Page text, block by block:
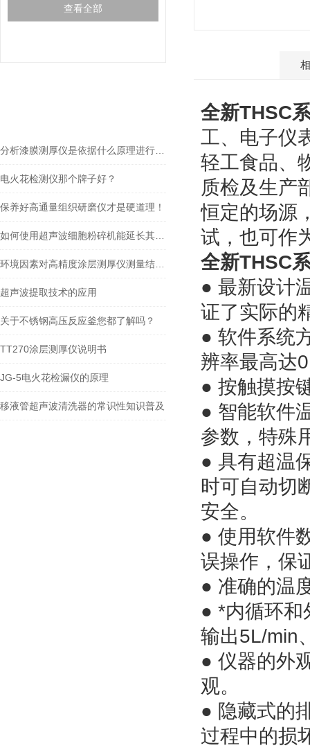
查看全部
电火花检测仪那个牌子好？
保养好高通量组织研磨仪才是硬道理！
超声波提取技术的应用
关于不锈钢高压反应釜您都了解吗？
TT270涂层测厚仪说明书
JG-5电火花检漏仪的原理
移液管超声波清洗器的常识性知识普及
全新THSC
工、电子仪
轻工食品、
质检及生产
恒定的场源
试，也可作
全新THSC
● 最新设计
证了实际的
● 软件系统
辨率最高达
● 按触摸按
● 智能软件
参数，特殊
● 具有超温
时可自动切
安全。
● 使用软件
误操作，保
● 准确的温
● *内循环和
输出5L/min
● 仪器的外
观。
● 隐藏式的
过程中的损